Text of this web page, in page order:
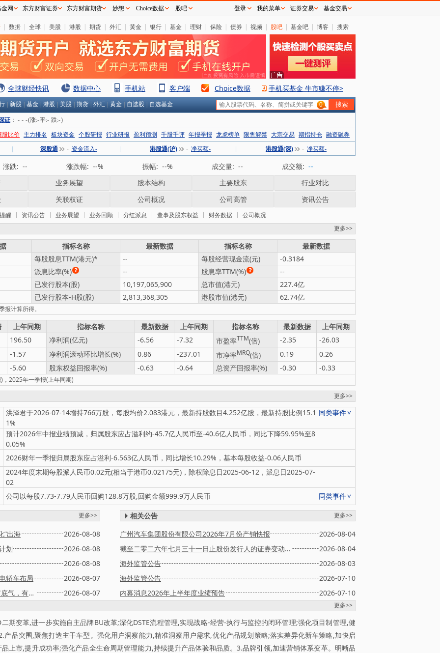
| 数据 | 全球 | 美股 | 港股 | 期货 | 外汇 | 黄金 | 银行 | 基金 | 理财 | 保险 | 债券 | 视频 | 股吧 | 基金吧 | 博客 | 搜索
全球财经快讯 数据中心 手机站 客户端 Choice数据 手机买基金 牛市赚不停>
新股 基金 港股 美股 期货 外汇 黄金 自选股 自选基金 0
证 ： - - -(涨:-平:- 跌:-)
股比价 主力排名 板块资金 个股研报 行业研报 盈利预测 千股千评 年报季报 龙虎榜单 限售解禁 大宗交易 期指持仓 融资融券
深股通 - 资金流入- 港股通(沪) - 净买额- 港股通(深) - 净买额-
涨跌: -- 涨跌幅: --% 振幅: --% 成交量: -- 成交额: --
业务展望 股本结构 主要股东
行业对比
关联权证 公司概况 公司高管 资讯公告
醒 资讯公告 业务展望 业务回顾 分红派息 董事及股东权益 财务数据
公司概况
更多>>
指标名称 最新数据 指标名称
最新数据
每股股息TTM(港元)
-- 每股经营现金流(元)
-0.3184
派息比率(%)
-- 股息率TTM(%)
--
已发行股本(股)
10,197,065,900 总市值(港元)
227.4亿
已发行股本-H股(股)
2,813,368,305 港股市值(港元) 62.74亿
计算所得。
上年同期 指标名称 最新数据 上年同期 指标名称 最新数据
上年同期
196.50
净利润(亿元) -6.56 -7.32 市盈率TTM(倍) -2.35
-26.03
-1.57
净利润滚动环比增长(%) 0.86 -237.01 市净率MRQ(倍) 0.19
0.26
-5.60
股东权益回报率(%) -0.63 -0.64 总资产回报率(%) -0.30 -0.33
2025年一季报(上年同期)
更多>>
洪泽君于2026-07-14增持766万股，每股均价2.083港元，最新持股数目4.252亿股，最新持股比例15.1
1%
同类事件
预计2026年中报业绩预减，归属股东应占溢利约-45.7亿人民币至-40.6亿人民币，同比下降59.95%至8
0.05%
2026财年一季报归属股东应占溢利-6.563亿人民币，同比增长10.29%，基本每股收益-0.06人民币
2024年度末期每股派人民币0.02元(相当于港币0.02175元)，除权除息日2025-06-12，派息日2025-07-
02
公司以每股7.73-7.79人民币回购128.8万股,回购金额999.9万人民币
同类事件
更多>>
”出海
2026-08-08
划
2026-08-08
2026-08-08
轿车布局
2026-08-07
打造全场景硬核SUV？传祺黄坚：有信心、有底气，有实力
2026-08-07
相关公告 更多>>
广州汽车集团股份有限公司2026年7月份产销快报
2026-08-04
截至二零二六年七月三十一日止股份发行人的证券变动月报表
2026-08-04
海外监管公告
2026-08-03
海外监管公告
2026-07-10
内幕消息2026年上半年度业绩预告
2026-07-10
更多>>
期变革,进一步实施自主品牌BU改革;深化DSTE流程管理,实现战略-经营-执行与监控的闭环管理;强化项目制管理,健
品突围,聚焦打造主干车型。强化用户洞察能力,精准洞察用户需求,优化产品规划策略;落实差异化新车策略,加快启
上市,提升成功率;强化产品全生命周期管理能力,持续提升产品体验和品质。3.品牌引领,加速营销体系变革。明晰品
网 东方财富证券 东方财富期货 妙想 Choice数据 股吧 登录 我的菜单 证券交易 基金交易